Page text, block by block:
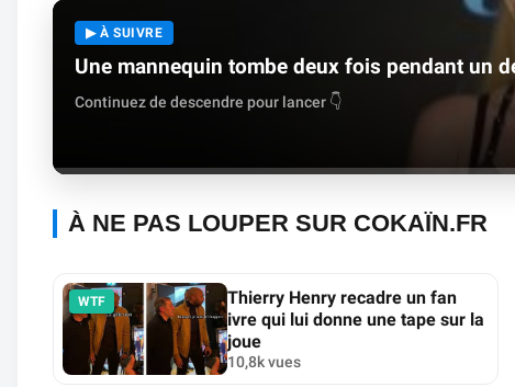
▶ À SUIVRE
Une mannequin tombe deux fois pendant un
Continuez de descendre pour lancer 👇
À NE PAS LOUPER SUR COKAÏN.FR
WTF
Thierry Henry recadre un fan
ivre qui lui donne une tape sur la
joue
10,8k vues